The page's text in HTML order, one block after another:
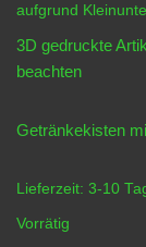
aufgrund
3D gedruckte
beachten
Getränkekisten
Lieferzeit: 3-10
Vorrätig